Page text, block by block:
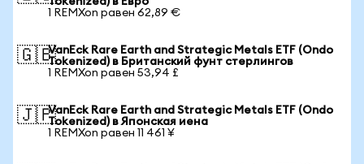
1 REMXon равен 62,89 €
🇬🇧VanEck Rare Earth and Strategic Metals ETF (Ondo
Tokenized) в Британский фунт стерлингов
1 REMXon равен 53,94 £
🇯🇵VanEck Rare Earth and Strategic Metals ETF (Ondo
Tokenized) в Японская иена
1 REMXon равен 11 461 ¥